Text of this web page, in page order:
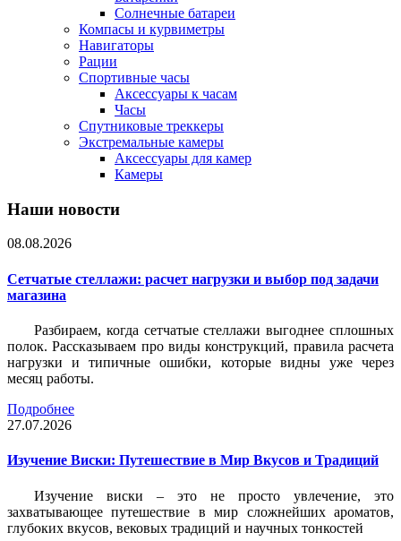
Солнечные батареи
Компасы и курвиметры
Навигаторы
Рации
Спортивные часы
Аксессуары к часам
Часы
Спутниковые треккеры
Экстремальные камеры
Аксессуары для камер
Камеры
Наши новости
08.08.2026
Сетчатые стеллажи: расчет нагрузки и выбор под задачи
магазина
Разбираем, когда сетчатые стеллажи выгоднее сплошных
полок. Рассказываем про виды конструкций, правила расчета
нагрузки и типичные ошибки, которые видны уже через
месяц работы.
Подробнее
27.07.2026
Изучение Виски: Путешествие в Мир Вкусов и Традиций
Изучение виски – это не просто увлечение, это
захватывающее путешествие в мир сложнейших ароматов,
глубоких вкусов, вековых традиций и научных тонкостей